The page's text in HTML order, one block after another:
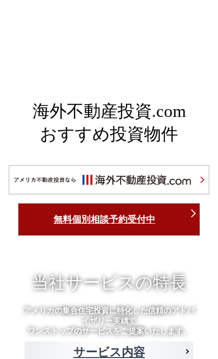
海外不動産投資.com
おすすめ投資物件
無料個別相談予約受付中
当社サービスの特長
アメリカの集合住宅投資に特化した信頼のアドバ
イザリー実績で
ワンストップのサービスをご提案いたします。
サービス内容